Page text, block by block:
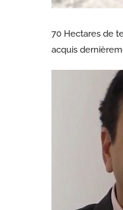
70 Hectares de
acquis